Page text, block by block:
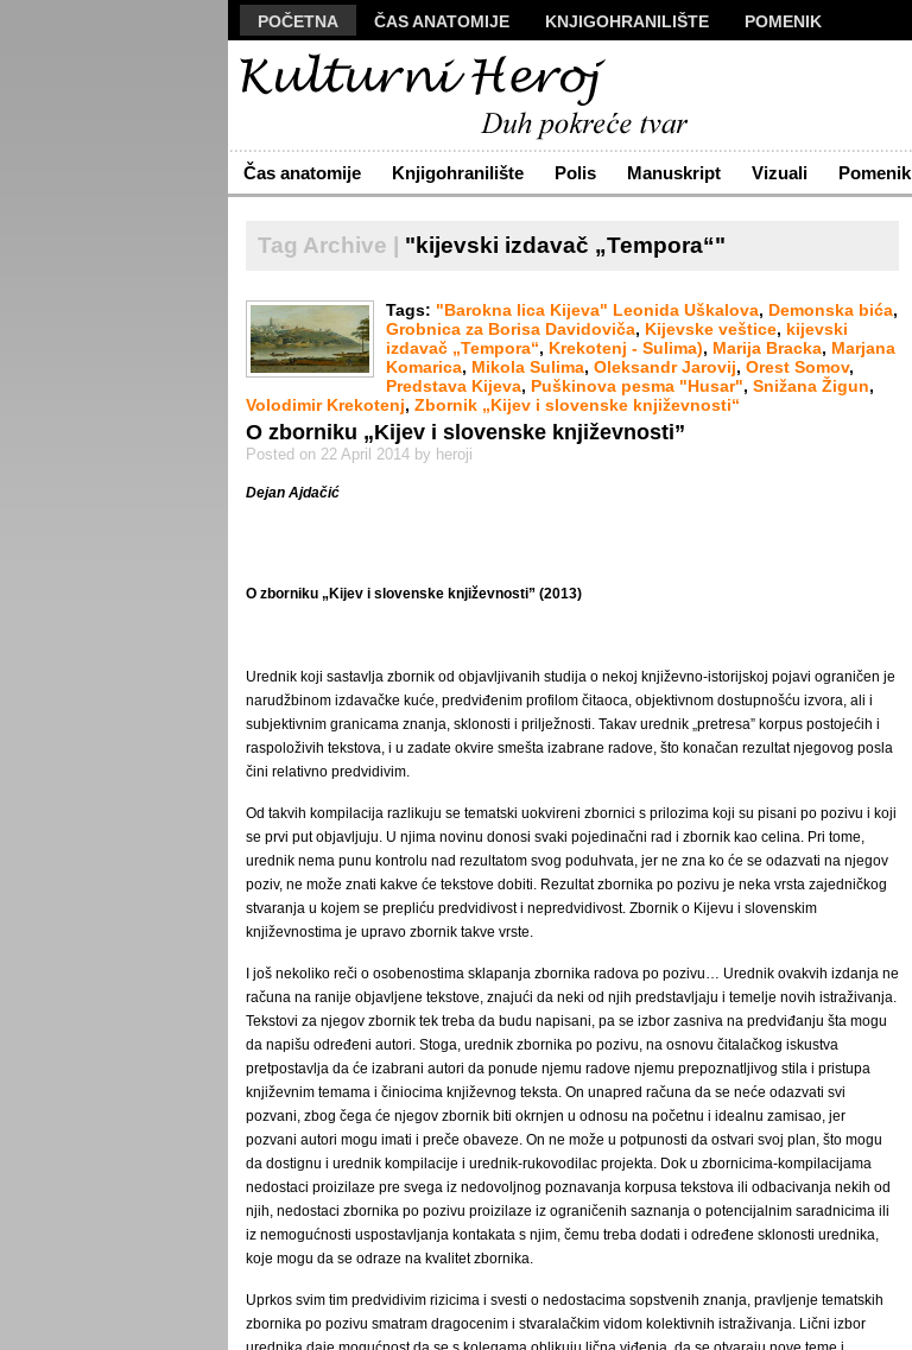
POČETNA ČAS ANATOMIJE KNJIGOHRANILIŠTE
POMENIK
MANUSKRIPT
VIZUALI
ARHIVA
O NAMA ŽIVA REČ KONTAKT
Čas anatomije Knjigohranilište Polis Manuskript Vizuali Pomenik
Tag Archive | "kijevski izdavač „Tempora“"
Tags: "Barokna lica Kijeva" Leonida Uškalova, Demonska bića,
Grobnica za Borisa Davidoviča, Kijevske veštice, kijevski
izdavač „Tempora“, Krekotenj - Sulima), Marija Bracka, Marjana
Komarica, Mikola Sulima, Oleksandr Jarovij, Orest Somov,
Predstava Kijeva, Puškinova pesma "Husar", Snižana Žigun,
Volodimir Krekotenj, Zbornik „Kijev i slovenske književnosti“
O zborniku „Kijev i slovenske književnosti”
Posted on 22 April 2014 by heroji
Dejan Ajdačić
O zborniku „Kijev i slovenske književnosti” (2013)
Urednik koji sastavlja zbornik od objavljivanih studija o nekoj književno-istorijskoj pojavi ograničen je
narudžbinom izdavačke kuće, predviđenim profilom čitaoca, objektivnom dostupnošću izvora, ali i
subjektivnim granicama znanja, sklonosti i prilježnosti. Takav urednik „pretresa” korpus postojećih i
raspoloživih tekstova, i u zadate okvire smešta izabrane radove, što konačan rezultat njegovog posla
čini relativno predvidivim.
Od takvih kompilacija razlikuju se tematski uokvireni zbornici s prilozima koji su pisani po pozivu i koji
se prvi put objavljuju. U njima novinu donosi svaki pojedinačni rad i zbornik kao celina. Pri tome,
urednik nema punu kontrolu nad rezultatom svog poduhvata, jer ne zna ko će se odazvati na njegov
poziv, ne može znati kakve će tekstove dobiti. Rezultat zbornika po pozivu je neka vrsta zajedničkog
stvaranja u kojem se prepliću predvidivost i nepredvidivost. Zbornik o Kijevu i slovenskim
književnostima je upravo zbornik takve vrste.
I još nekoliko reči o osobenostima sklapanja zbornika radova po pozivu… Urednik ovakvih izdanja ne
računa na ranije objavljene tekstove, znajući da neki od njih predstavljaju i temelje novih istraživanja.
Tekstovi za njegov zbornik tek treba da budu napisani, pa se izbor zasniva na predviđanju šta mogu
da napišu određeni autori. Stoga, urednik zbornika po pozivu, na osnovu čitalačkog iskustva
pretpostavlja da će izabrani autori da ponude njemu radove njemu prepoznatljivog stila i pristupa
književnim temama i činiocima književnog teksta. On unapred računa da se neće odazvati svi
pozvani, zbog čega će njegov zbornik biti okrnjen u odnosu na početnu i idealnu zamisao, jer
pozvani autori mogu imati i preče obaveze. On ne može u potpunosti da ostvari svoj plan, što mogu
da dostignu i urednik kompilacije i urednik-rukovodilac projekta. Dok u zbornicima-kompilacijama
nedostaci proizilaze pre svega iz nedovoljnog poznavanja korpusa tekstova ili odbacivanja nekih od
njih, nedostaci zbornika po pozivu proizilaze iz ograničenih saznanja o potencijalnim saradnicima ili
iz nemogućnosti uspostavljanja kontakata s njim, čemu treba dodati i određene sklonosti urednika,
koje mogu da se odraze na kvalitet zbornika.
Uprkos svim tim predvidivim rizicima i svesti o nedostacima sopstvenih znanja, pravljenje tematskih
zbornika po pozivu smatram dragocenim i stvaralačkim vidom kolektivnih istraživanja. Lični izbor